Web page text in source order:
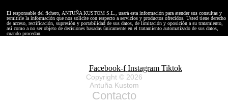
El responsable del fichero, ANTUÑA KUSTOM S.L., usará esta información para atender sus consultas y
remitirle la información que nos solicite con respecto a servicios y productos ofrecidos. Usted tiene derecho
de acceso, rectificación, supresión y portabilidad de sus datos, de limitación y oposición a su tratamiento,
así como a no ser objeto de decisiones basadas únicamente en el tratamiento automatizado de sus datos,
cuando procedan.
Facebook-f Instagram Tiktok
Copyright © 2026
Antuña Kustom
Contacto